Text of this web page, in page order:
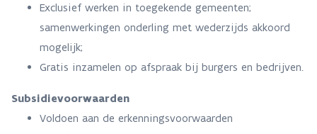
Exclusief werken in toegekende gemeenten;
samenwerkingen onderling met wederzijds akkoord
mogelijk;
Gratis inzamelen op afspraak bij burgers en bedrijven.
Subsidievoorwaarden
Voldoen aan de erkenningsvoorwaarden